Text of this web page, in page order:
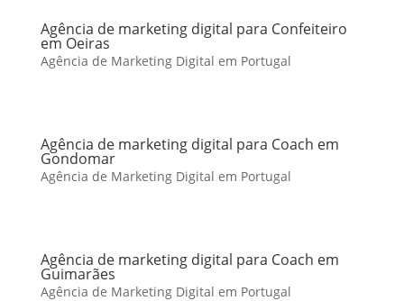
Agência de marketing digital para Confeiteiro
em Oeiras
Agência de Marketing Digital em Portugal
Agência de marketing digital para Coach em
Gondomar
Agência de Marketing Digital em Portugal
Agência de marketing digital para Coach em
Guimarães
Agência de Marketing Digital em Portugal